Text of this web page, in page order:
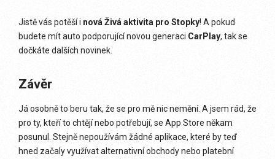
Jistě vás potěší i nová Živá aktivita pro Stopky! A pokud
budete mít auto podporující novou generaci CarPlay, tak se
dočkáte dalších novinek.
Závěr
Já osobně to beru tak, že se pro mě nic nemění. A jsem rád, že
pro ty, kteří to chtějí nebo potřebují, se App Store někam
posunul. Stejně nepoužívám žádné aplikace, které by teď
hned začaly využívat alternativní obchody nebo platební